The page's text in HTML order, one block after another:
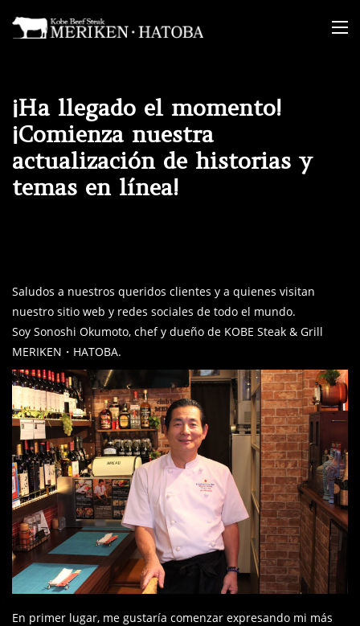
¡Ha llegado el momento!
¡Comienza nuestra
actualización de historias y
temas en línea!
Saludos a nuestros queridos clientes y a quienes visitan
nuestro sitio web y redes sociales de todo el mundo.
Soy Sonoshi Okumoto, chef y dueño de KOBE Steak & Grill
MERIKEN・HATOBA.
En primer lugar, me gustaría comenzar expresando mi más